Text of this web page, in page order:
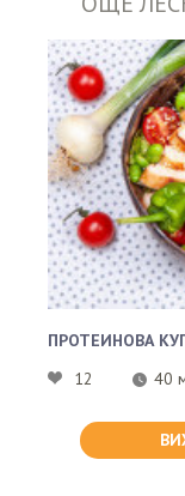
ПРОТЕИНОВА
12
40